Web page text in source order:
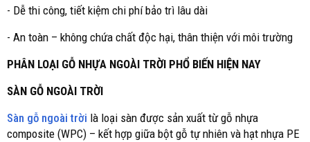
- Dễ thi công, tiết kiệm chi phí bảo trì lâu dài
- An toàn – không chứa chất độc hại, thân thiện với môi trường
PHÂN LOẠI GỖ NHỰA NGOÀI TRỜI PHỔ BIẾN HIỆN NAY
SÀN GỖ NGOÀI TRỜI
Sàn gỗ ngoài trời là loại sàn được sản xuất từ gỗ nhựa
composite (WPC) – kết hợp giữa bột gỗ tự nhiên và hạt nhựa PE